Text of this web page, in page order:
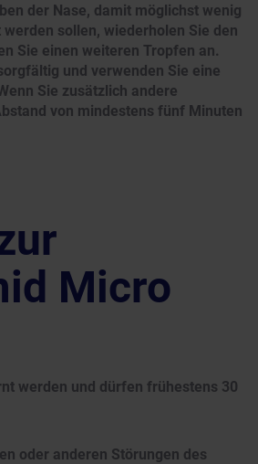
der Nase, damit möglichst wenig
sollen, wiederholen Sie den
Sie einen weiteren Tropfen an.
und verwenden Sie eine
Sie zusätzlich andere
von mindestens fünf Minuten
Micro
werden und dürfen frühestens 30
oder anderen Störungen des